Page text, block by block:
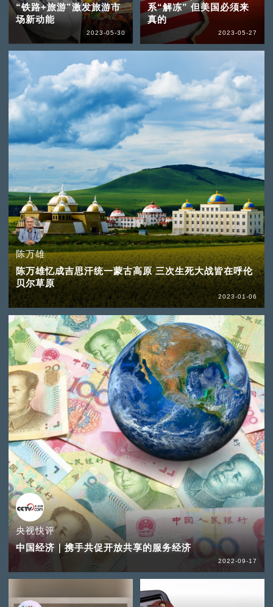
“铁路+旅游”激发旅游市
场新动能
2023-05-30
系“解冻” 但美国必须来
真的
2023-05-27
陈万雄
陈万雄忆成吉思汗统一蒙古高原 三次生死大战皆在呼伦
贝尔草原
2023-01-06
央视快评
中国经济｜携手共促开放共享的服务经济
2022-09-17